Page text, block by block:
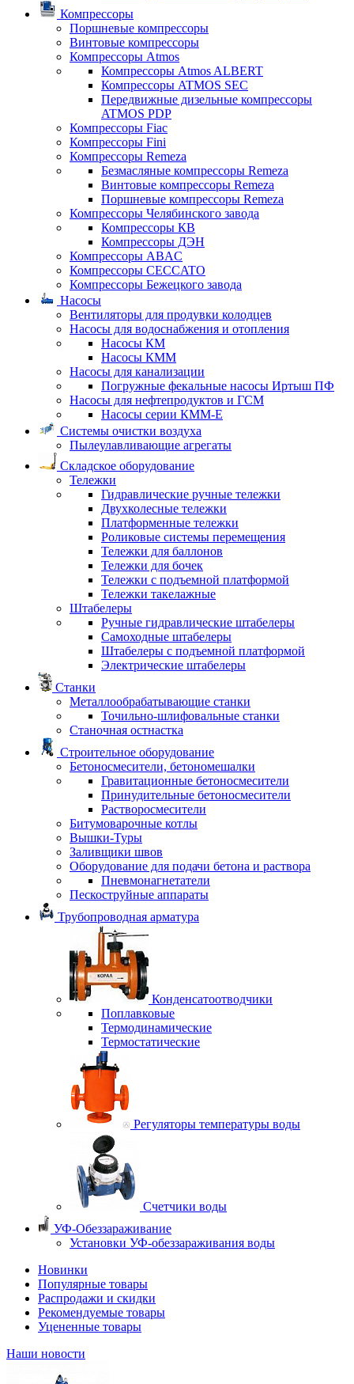
Компрессоры
Поршневые компрессоры
Винтовые компрессоры
Компрессоры Atmos
Компрессоры Atmos ALBERT
Компрессоры ATMOS SEC
Передвижные дизельные компрессоры
ATMOS PDP
Компрессоры Fiac
Компрессоры Fini
Компрессоры Remeza
Безмасляные компрессоры Remeza
Винтовые компрессоры Remeza
Поршневые компрессоры Remeza
Компрессоры Челябинского завода
Компрессоры КВ
Компрессоры ДЭН
Компрессоры ABAC
Компрессоры CECCATO
Компрессоры Бежецкого завода
Насосы
Вентиляторы для продувки колодцев
Насосы для водоснабжения и отопления
Насосы КМ
Насосы КММ
Насосы для канализации
Погружные фекальные насосы Иртыш ПФ
Насосы для нефтепродуктов и ГСМ
Насосы серии КММ-Е
Системы очистки воздуха
Пылеулавливающие агрегаты
Складское оборудование
Тележки
Гидравлические ручные тележки
Двухколесные тележки
Платформенные тележки
Роликовые системы перемещения
Тележки для баллонов
Тележки для бочек
Тележки с подъемной платформой
Тележки такелажные
Штабелеры
Ручные гидравлические штабелеры
Самоходные штабелеры
Штабелеры с подъемной платформой
Электрические штабелеры
Станки
Металлообрабатывающие станки
Точильно-шлифовальные станки
Станочная остнастка
Строительное оборудование
Бетоносмесители, бетономешалки
Гравитационные бетоносмесители
Принудительные бетоносмесители
Растворосмесители
Битумоварочные котлы
Вышки-Туры
Заливщики швов
Оборудование для подачи бетона и раствора
Пневмонагнетатели
Пескоструйные аппараты
Трубопроводная арматура
Конденсатоотводчики
Поплавковые
Термодинамические
Термостатические
Регуляторы температуры воды
Счетчики воды
УФ-Обеззараживание
Установки УФ-обеззараживания воды
Новинки
Популярные товары
Распродажи и скидки
Рекомендуемые товары
Уцененные товары
Наши новости